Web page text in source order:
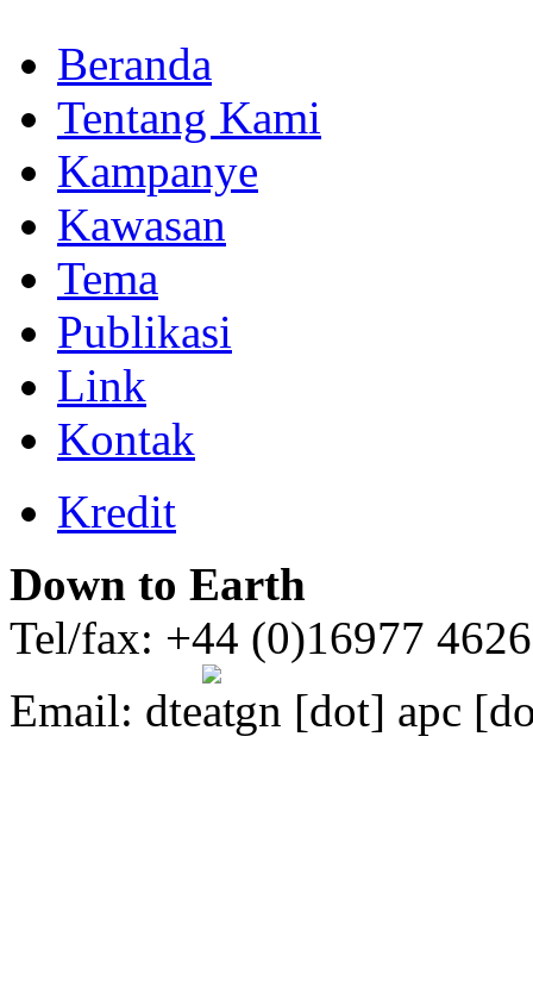
Beranda
Tentang Kami
Kampanye
Kawasan
Tema
Publikasi
Link
Kontak
Kredit
Down to Earth
Tel/fax: +44 (0)16977
Email: dte gn [dot] apc